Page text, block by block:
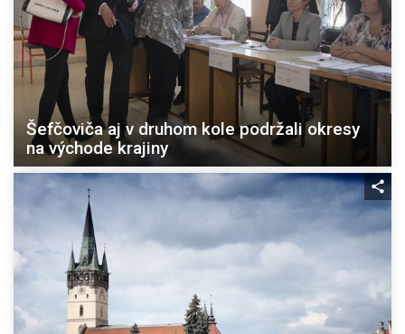
Šefčoviča aj v druhom kole podržali okresy
na východe krajiny